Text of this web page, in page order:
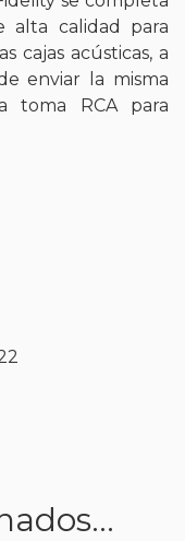
alta calidad para
cajas acústicas, a
enviar la misma
toma RCA para